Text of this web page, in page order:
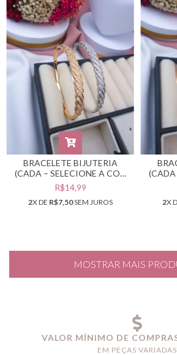
BRACELETE BIJUTERIA
(CADA – SELECIONE A COR
DESEJADA) #PB0302879
R$14,99
2X DE R$7,50SEM JUROS
(CADA
2X
MOSTRAR MAIS
VALOR MÍNIMO DE
EM PEÇAS VARIADAS